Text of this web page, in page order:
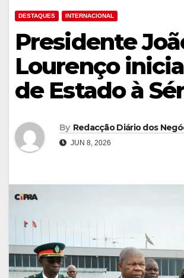
DESTAQUES INTERNACIONAL
Presidente
Lourenço
de Estado à
By Redacção Diário dos
JUN 8, 2026